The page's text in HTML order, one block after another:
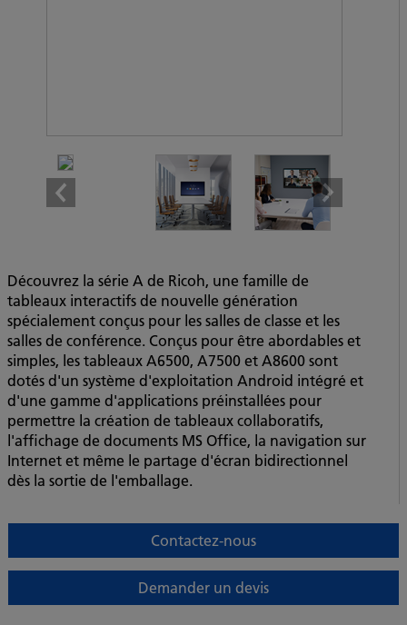
Découvrez la série A de Ricoh, une famille de
tableaux interactifs de nouvelle génération
spécialement conçus pour les salles de classe et les
salles de conférence. Conçus pour être abordables et
simples, les tableaux A6500, A7500 et A8600 sont
dotés d'un système d'exploitation Android intégré et
d'une gamme d'applications préinstallées pour
permettre la création de tableaux collaboratifs,
l'affichage de documents MS Office, la navigation sur
Internet et même le partage d'écran bidirectionnel
dès la sortie de l'emballage.
Contactez-nous
Demander un devis